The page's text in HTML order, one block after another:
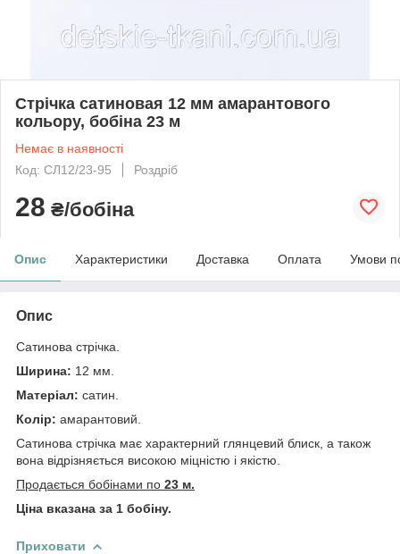
Стрічка сатиновая 12 мм амарантового
кольору, бобіна 23 м
Немає в наявності
Код: СЛ12/23-95
Роздріб
28 ₴/бобіна
Опис Характеристики Доставка Оплата Умови
Опис
Сатинова стрічка.
Ширина: 12 мм.
Матеріал: сатин.
Колір: амарантовий.
Сатинова стрічка має характерний глянцевий блиск, а також
вона відрізняється високою міцністю і якістю.
Продається бобінами по 23 м.
Ціна вказана за 1 бобіну.
Приховати